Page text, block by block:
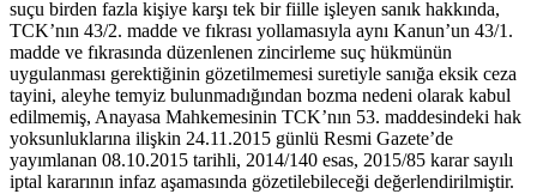
suçu birden fazla kişiye karşı tek bir fiille işleyen sanık hakkında,
TCK’nın 43/2. madde ve fıkrası yollamasıyla aynı Kanun’un 43/1.
madde ve fıkrasında düzenlenen zincirleme suç hükmünün
uygulanması gerektiğinin gözetilmemesi suretiyle sanığa eksik ceza
tayini, aleyhe temyiz bulunmadığından bozma nedeni olarak kabul
edilmemiş, Anayasa Mahkemesinin TCK’nın 53. maddesindeki hak
yoksunluklarına ilişkin 24.11.2015 günlü Resmi Gazete’de
yayımlanan 08.10.2015 tarihli, 2014/140 esas, 2015/85 karar sayılı
iptal kararının infaz aşamasında gözetilebileceği değerlendirilmiştir.